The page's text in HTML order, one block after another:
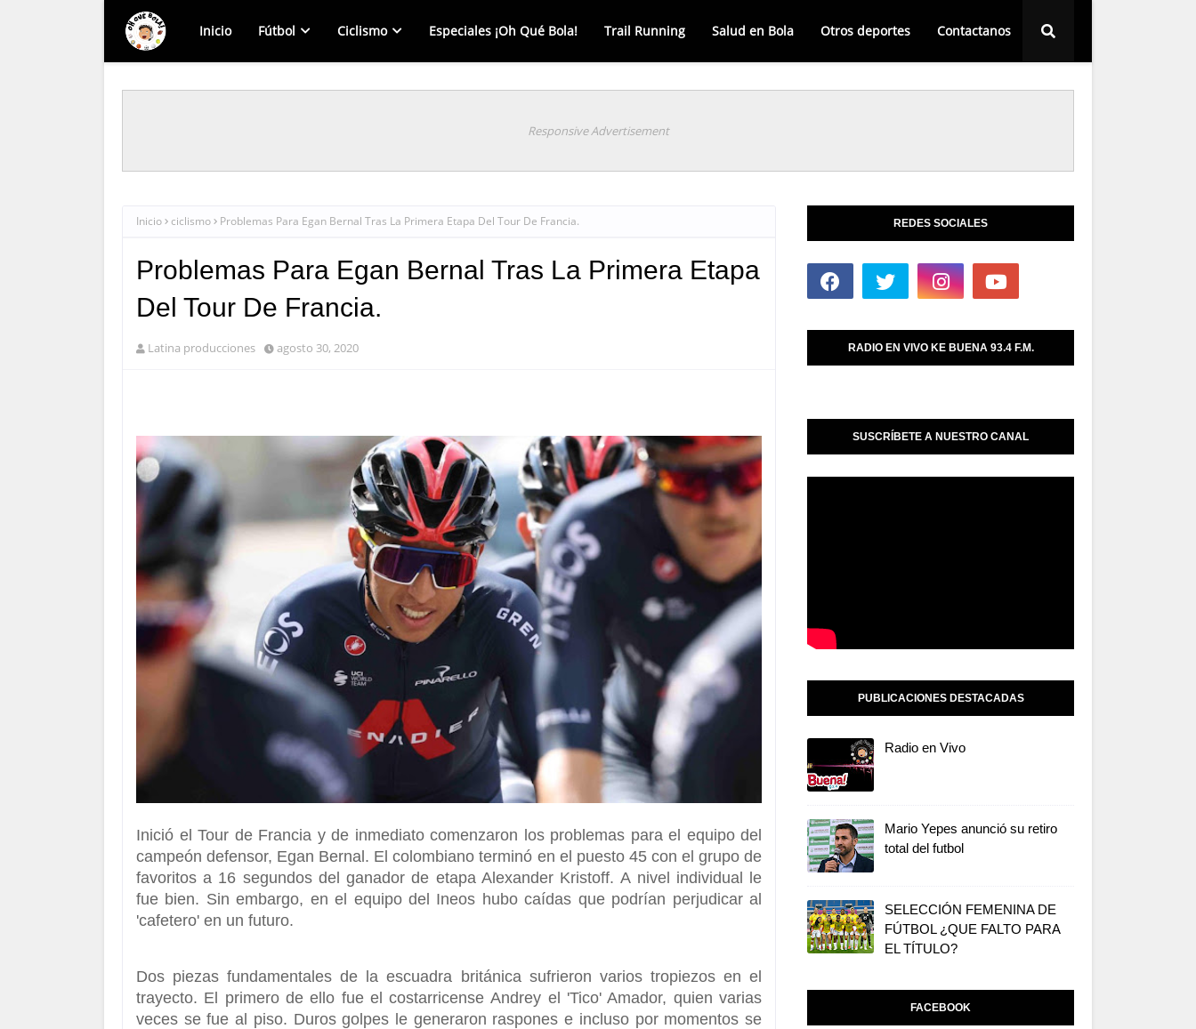
Inicio Fútbol Ciclismo Especiales ¡Oh Qué Bola! Trail Running Salud en Bola Otros deportes Contactanos
Responsive Advertisement
Inicio ciclismo Problemas Para Egan Bernal Tras La Primera Etapa Del Tour De Francia.
Problemas Para Egan Bernal Tras La Primera Etapa
Del Tour De Francia.
Latina producciones agosto 30, 2020
Inició el Tour de Francia y de inmediato comenzaron los problemas para el equipo del
campeón defensor, Egan Bernal. El colombiano terminó en el puesto 45 con el grupo de
favoritos a 16 segundos del ganador de etapa Alexander Kristoff.A nivel individual le
fue bien. Sin embargo, en el equipo del Ineos hubo caídas que podrían perjudicar al
'cafetero' en un futuro.
Dos piezas fundamentales de la escuadra británica sufrieron varios tropiezos en el
trayecto. El primero de ello fue el costarricenseAndrey el 'Tico' Amador, quien varias
veces se fue al piso. Duros golpes le generaron raspones e incluso por momentos se
REDES SOCIALES
RADIO EN VIVO KE BUENA 93.4 F.M.
SUSCRÍBETE A NUESTRO CANAL
PUBLICACIONES DESTACADAS
Radio en Vivo
Mario Yepes anunció su retiro
total del futbol
SELECCIÓN FEMENINA DE
FÚTBOL ¿QUE FALTO PARA
EL TÍTULO?
FACEBOOK